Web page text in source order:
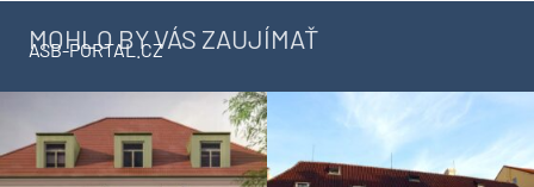
MOHLO BY VÁS ZAUJÍMAŤ
ASB-PORTAL.CZ